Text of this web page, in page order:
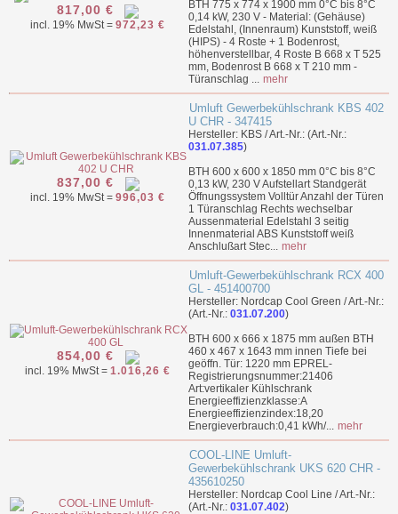
817,00 €
incl. 19% MwSt = 972,23 €
BTH 775 x 774 x 1900 mm 0°C bis 8°C
0,14 kW, 230 V - Material: (Gehäuse)
Edelstahl, (Innenraum) Kunststoff, weiß
(HIPS) - 4 Roste + 1 Bodenrost,
höhenverstellbar, 4 Roste B 668 x T 525
mm, Bodenrost B 668 x T 210 mm -
Türanschlag ... mehr
837,00 €
incl. 19% MwSt = 996,03 €
Umluft Gewerbekühlschrank KBS 402
U CHR - 347415
Hersteller: KBS / Art.-Nr.: (Art.-Nr.:
031.07.385)
BTH 600 x 600 x 1850 mm 0°C bis 8°C
0,13 kW, 230 V Aufstellart Standgerät
Öffnungssystem Volltür Anzahl der Türen
1 Türanschlag Rechts wechselbar
Aussenmaterial Edelstahl 3 seitig
Innenmaterial ABS Kunststoff weiß
Anschlußart Stec... mehr
854,00 €
incl. 19% MwSt = 1.016,26 €
Umluft-Gewerbekühlschrank RCX 400
GL - 451400700
Hersteller: Nordcap Cool Green / Art.-Nr.:
(Art.-Nr.: 031.07.200)
BTH 600 x 666 x 1875 mm außen BTH
460 x 467 x 1643 mm innen Tiefe bei
geöffn. Tür: 1220 mm EPREL-
Registrierungsnummer:21406
Art:vertikaler Kühlschrank
Energieeffizienzklasse:A
Energieeffizienzindex:18,20
Energieverbrauch:0,41 kWh/... mehr
COOL-LINE Umluft-
Gewerbekühlschrank UKS 620 CHR -
435610250
Hersteller: Nordcap Cool Line / Art.-Nr.:
(Art.-Nr.: 031.07.402)